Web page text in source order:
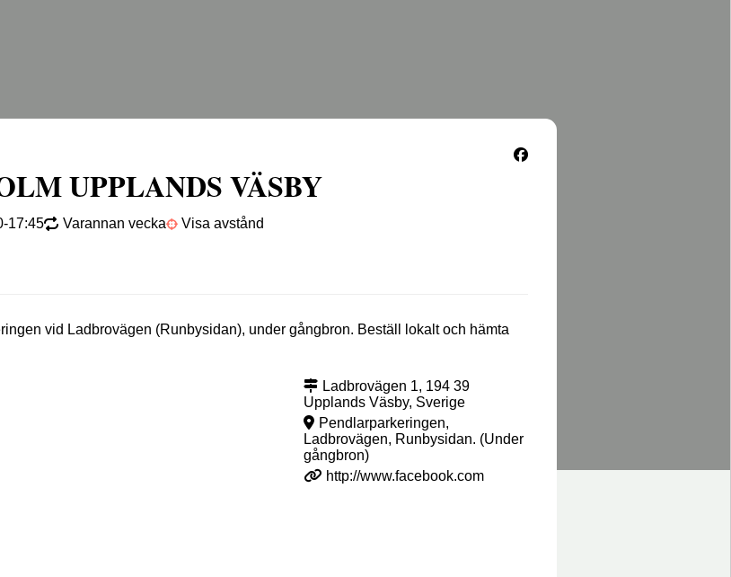
UPPLANDS VÄSBY
17:45 Varannan vecka Visa avstånd
vid Ladbrovägen (Runbysidan), under gångbron. Beställ lokalt och hämta
Ladbrovägen 1, 194 39
Upplands Väsby, Sverige
Pendlarparkeringen,
Ladbrovägen, Runbysidan. (Under
gångbron)
http://www.facebook.com